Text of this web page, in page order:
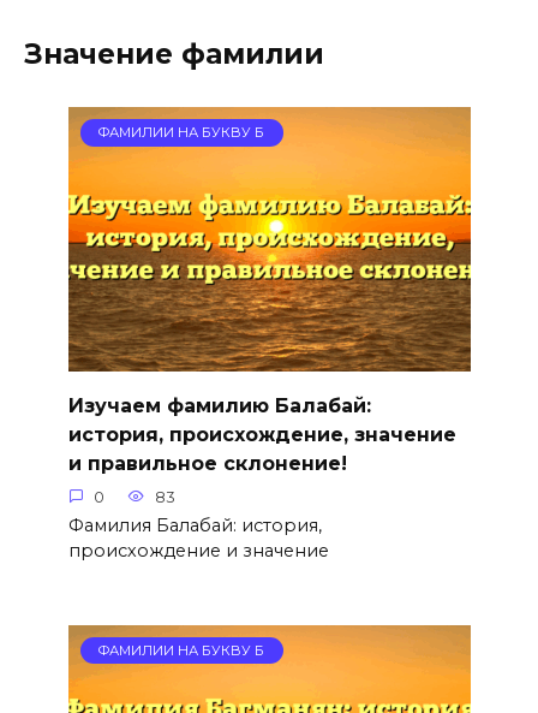
Значение фамилии
ФАМИЛИИ НА БУКВУ Б
Изучаем фамилию Балабай:
история, происхождение, значение
и правильное склонение!
0 83
Фамилия Балабай: история,
происхождение и значение
ФАМИЛИИ НА БУКВУ Б